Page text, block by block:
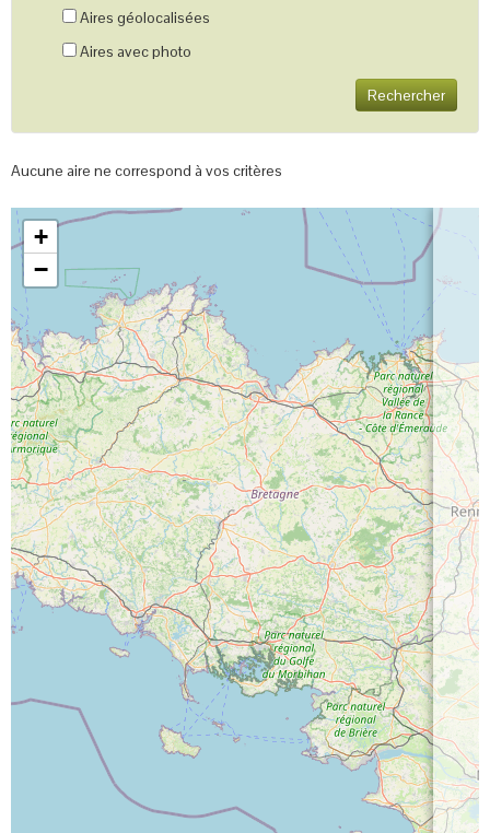
Aires géolocalisées
Aires avec photo
Rechercher
Aucune aire ne correspond à vos critères
+
−